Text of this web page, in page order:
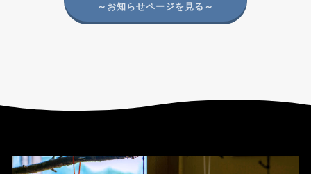
～お知らせページを見る～